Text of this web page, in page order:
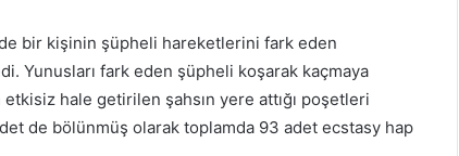
bir kişinin şüpheli hareketlerini fark eden
Yunusları fark eden şüpheli koşarak kaçmaya
hale getirilen şahsın yere attığı poşetleri
de bölünmüş olarak toplamda 93 adet ecstasy hap